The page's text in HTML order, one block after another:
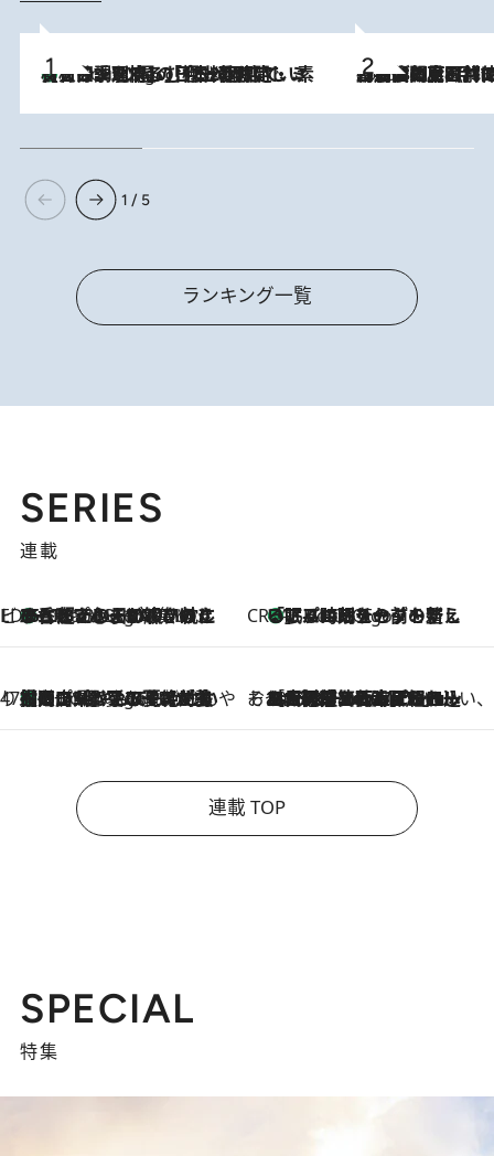
2 Hours Ago
【大分・別府】「今一番おいしい食材を調理する」1日2組限定・ミシュラン2ツ星の日本料理店で、素材と四季を愉しむ極上の時間 2026.8.8
「最後に見られてよかった」上野動物園の東園パンダ舎が解体前に特別公開。8月16日まで延長されたパネル展と共に辿る“半世紀”のパンダ飼育《解体工事の図面あり》
1 / 5
ランキング一覧
SERIES
連載
ビューティいいもの集め EDITORS' BEST
3 Hours Ago
35℃超えの日の夜、枕にひと吹き！ BAUMのルームスプレーが、ひのきの香りで心まで解きほぐす CREA'S CHOICE
3 Hours Ago
「眠る時刻をセットする」——眠りの前を整える、バルミューダの新しいアプローチ
47都道府県の手みやげ ひんやりスイーツで夏を満喫
3 Hours Ago
【岡山県】この夏絶対食べたい 冷やしておいしいおやつ3選 フルーツが主役のプリンやアイスが勢揃い そおだよおこの関西おいしい、おやつ紀行
2026.8.9
［大阪府箕面市］一皿一皿目の前で仕上げられる、料理を巧みに組み込んだアシェットデセールコース「ミチル アシェット デセール（Michiru assiette dessert）」
連載 TOP
SPECIAL
特集